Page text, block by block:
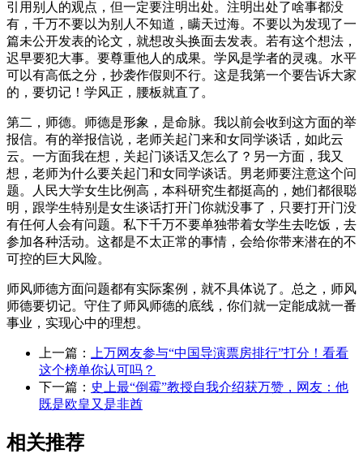
引用别人的观点，但一定要注明出处。注明出处了啥事都没
有，千万不要以为别人不知道，瞒天过海。不要以为发现了一
篇未公开发表的论文，就想改头换面去发表。若有这个想法，
迟早要犯大事。要尊重他人的成果。学风是学者的灵魂。水平
可以有高低之分，抄袭作假则不行。这是我第一个要告诉大家
的，要切记！学风正，腰板就直了。
第二，师德。师德是形象，是命脉。我以前会收到这方面的举
报信。有的举报信说，老师关起门来和女同学谈话，如此云
云。一方面我在想，关起门谈话又怎么了？另一方面，我又
想，老师为什么要关起门和女同学谈话。男老师要注意这个问
题。人民大学女生比例高，本科研究生都挺高的，她们都很聪
明，跟学生特别是女生谈话打开门你就没事了，只要打开门没
有任何人会有问题。私下千万不要单独带着女学生去吃饭，去
参加各种活动。这都是不太正常的事情，会给你带来潜在的不
可控的巨大风险。
师风师德方面问题都有实际案例，就不具体说了。总之，师风
师德要切记。守住了师风师德的底线，你们就一定能成就一番
事业，实现心中的理想。
上一篇：
上万网友参与“中国导演票房排行”打分！看看
这个榜单你认可吗？
下一篇： 史上最“倒霉”教授自我介绍获万赞，网友：他
既是欧皇又是非酋
相关推荐